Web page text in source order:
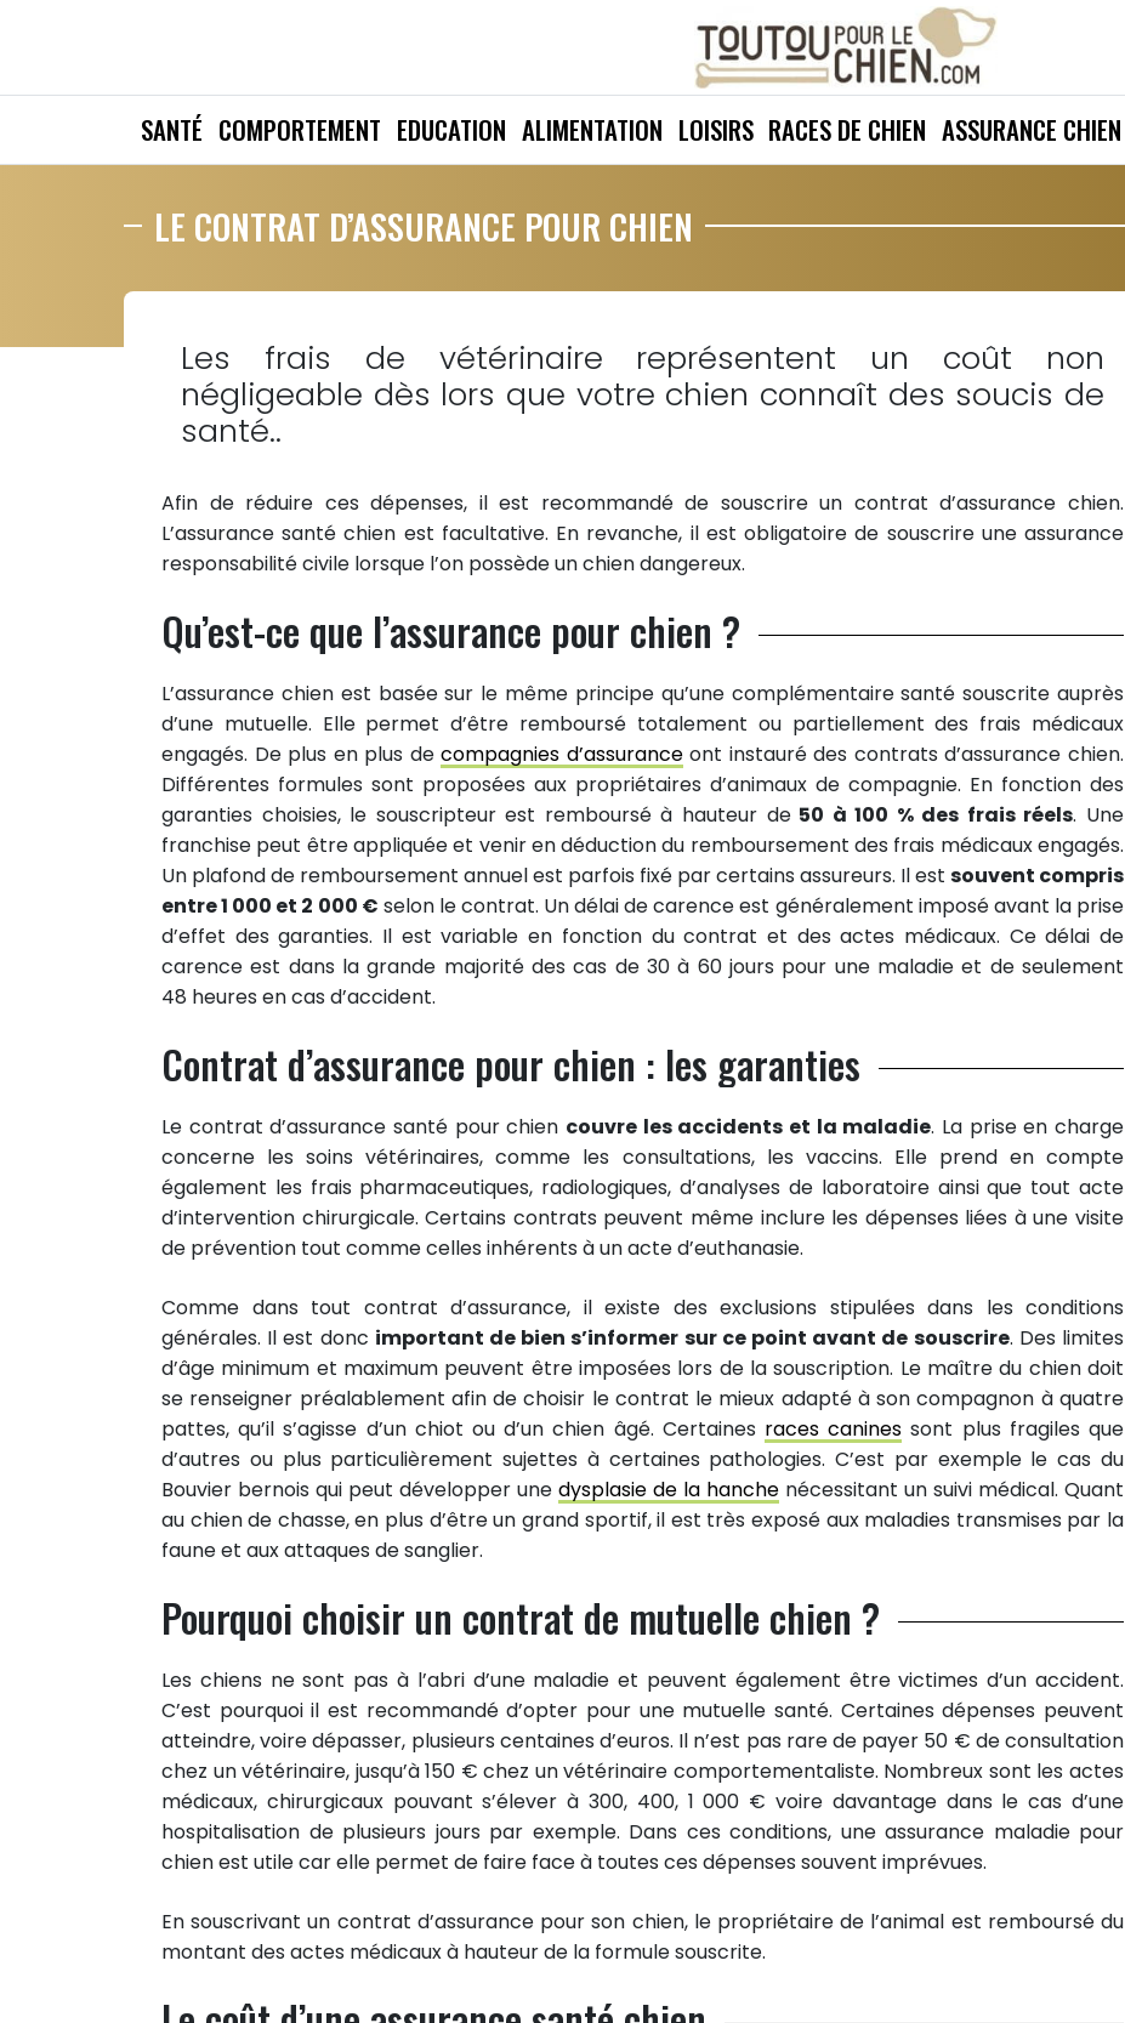
SANTÉ COMPORTEMENT EDUCATION ALIMENTATION LOISIRS RACES DE CHIEN ASSURANCE CHIEN
LE CONTRAT D’ASSURANCE POUR CHIEN
Les frais de vétérinaire représentent un coût non
négligeable dès lors que votre chien connaît des soucis de
santé..
Afin de réduire ces dépenses, il est recommandé de souscrire un contrat d’assurance chien.
L’assurance santé chien est facultative. En revanche, il est obligatoire de souscrire une assurance
responsabilité civile lorsque l’on possède un chien dangereux.
Qu’est-ce que l’assurance pour chien ?
L’assurance chien est basée sur le même principe qu’une complémentaire santé souscrite auprès
d’une mutuelle. Elle permet d’être remboursé totalement ou partiellement des frais médicaux
engagés. De plus en plus decompagnies d’assuranceont instauré des contrats d’assurance chien.
Différentes formules sont proposées aux propriétaires d’animaux de compagnie. En fonction des
garanties choisies, le souscripteur est remboursé à hauteur de50 à 100 % des frais réels. Une
franchise peut être appliquée et venir en déduction du remboursement des frais médicaux engagés.
Un plafond de remboursement annuel est parfois fixé par certains assureurs. Il est souvent compris
entre 1 000 et 2 000 € selon le contrat. Un délai de carence est généralement imposé avant la prise
d’effet des garanties. Il est variable en fonction du contrat et des actes médicaux. Ce délai de
carence est dans la grande majorité des cas de 30 à 60 jours pour une maladie et de seulement
48 heures en cas d’accident.
Contrat d’assurance pour chien : les garanties
Le contrat d’assurance santé pour chien couvre les accidents et la maladie. La prise en charge
concerne les soins vétérinaires, comme les consultations, les vaccins. Elle prend en compte
également les frais pharmaceutiques, radiologiques, d’analyses de laboratoire ainsi que tout acte
d’intervention chirurgicale. Certains contrats peuvent même inclure les dépenses liées à une visite
de prévention tout comme celles inhérents à un acte d’euthanasie.
Comme dans tout contrat d’assurance, il existe des exclusions stipulées dans les conditions
générales. Il est donc important de bien s’informer sur ce point avant de souscrire. Des limites
d’âge minimum et maximum peuvent être imposées lors de la souscription. Le maître du chien doit
se renseigner préalablement afin de choisir le contrat le mieux adapté à son compagnon à quatre
pattes, qu’il s’agisse d’un chiot ou d’un chien âgé. Certaines races canines sont plus fragiles que
d’autres ou plus particulièrement sujettes à certaines pathologies. C’est par exemple le cas du
Bouvier bernois qui peut développer une dysplasie de la hanche nécessitant un suivi médical. Quant
au chien de chasse, en plus d’être un grand sportif, il est très exposé aux maladies transmises par la
faune et aux attaques de sanglier.
Pourquoi choisir un contrat de mutuelle chien ?
Les chiens ne sont pas à l’abri d’une maladie et peuvent également être victimes d’un accident.
C’est pourquoi il est recommandé d’opter pour une mutuelle santé. Certaines dépenses peuvent
atteindre, voire dépasser, plusieurs centaines d’euros. Il n’est pas rare de payer 50 € de consultation
chez un vétérinaire, jusqu’à 150 € chez un vétérinaire comportementaliste. Nombreux sont les actes
médicaux, chirurgicaux pouvant s’élever à 300, 400, 1 000 € voire davantage dans le cas d’une
hospitalisation de plusieurs jours par exemple. Dans ces conditions, une assurance maladie pour
chien est utile car elle permet de faire face à toutes ces dépenses souvent imprévues.
En souscrivant un contrat d’assurance pour son chien, le propriétaire de l’animal est remboursé du
montant des actes médicaux à hauteur de la formule souscrite.